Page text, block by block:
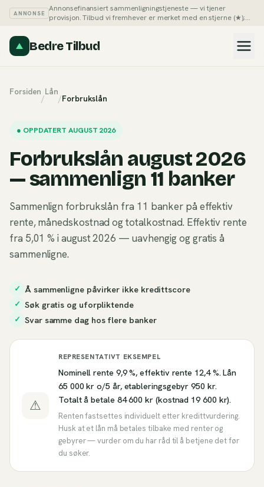
ANNONSE
Annonsefinansiert sammenligningstjeneste — vi tjener
provisjon. Tilbud vi fremhever er merket med en stjerne (★);
Bedre Tilbud
Forsiden
/
Lån
/Forbrukslån
● OPPDATERT AUGUST 2026
Forbrukslån august 2026
— sammenlign 11 banker
Sammenlign forbrukslån fra 11 banker på effektiv
rente, månedskostnad og totalkostnad. Effektiv rente
fra 5,01 % i august 2026 — uavhengig og gratis å
sammenligne.
✓ Å sammenligne påvirker ikke kredittscore
✓ Søk gratis og uforpliktende
✓ Svar samme dag hos flere banker
⚠
REPRESENTATIVT EKSEMPEL
Nominell rente 9,9 %, effektiv rente 12,4 %. Lån
65 000 kr o/5 år, etableringsgebyr 950 kr.
Totalt å betale 84 600 kr (kostnad 19 600 kr).
Renten fastsettes individuelt etter kredittvurdering.
Husk at et lån må betales tilbake med renter og
gebyrer — vurder om du har råd til å betjene det før
du søker.